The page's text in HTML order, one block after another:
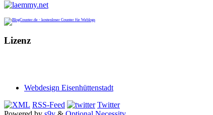
Lizenz
Webdesign Eisenhüttenstadt
RSS-Feed
Twitter